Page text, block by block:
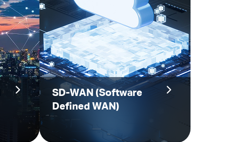
SD-WAN(Software
Defined WAN)